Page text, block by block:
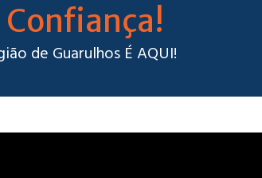
de Guarulhos É AQUI!